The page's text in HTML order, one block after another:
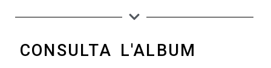
CONSULTA L'ALBUM